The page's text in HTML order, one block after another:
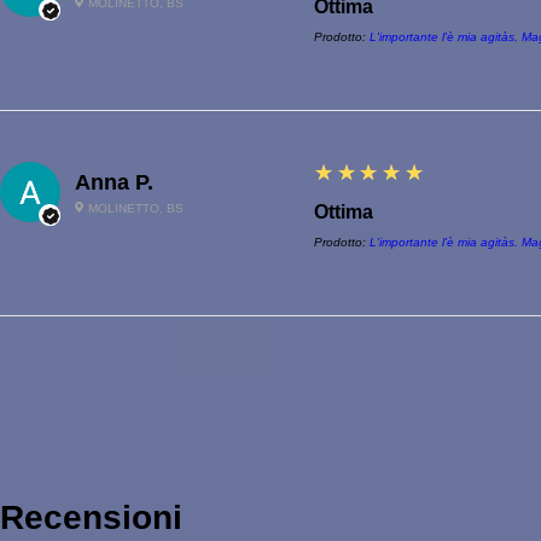
MOLINETTO, BS Ottima
Prodotto: L'importante l'è mia agitàs.
Anna P.
MOLINETTO, BS
5
★★★★★
Ottima
Prodotto: L'importante l'è mia agitàs.
Recensioni